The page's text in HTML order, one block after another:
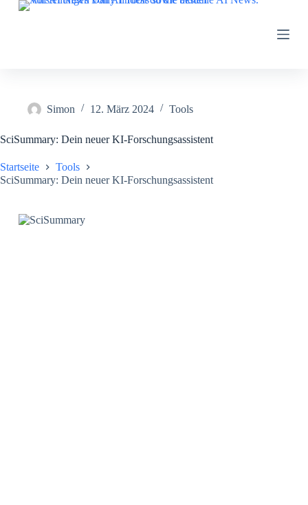
Z
p
n
g
Simon 12. März 2024 Tools
SciSummary: Dein neuer KI-Forschungsassistent
Startseite
Tools
SciSummary: Dein neuer KI-Forschungsassistent